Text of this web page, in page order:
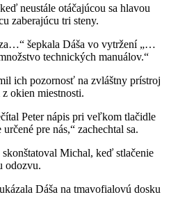
neustále otáčajúcou sa hlavou
zaberajúcu tri steny.
šepkala Dáša vo vytržení „…
technických manuálov.“
ich pozornosť na zvláštny prístroj
okien miestnosti.
Peter nápis pri veľkom tlačidle
pre nás,“ zachechtal sa.
Michal, keď stlačenie
odozvu.
Dáša na tmavofialovú dosku